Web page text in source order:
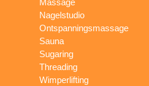
Massage
Nagelstudio
Ontspanningsmassage
Sauna
Sugaring
Threading
Wimperlifting